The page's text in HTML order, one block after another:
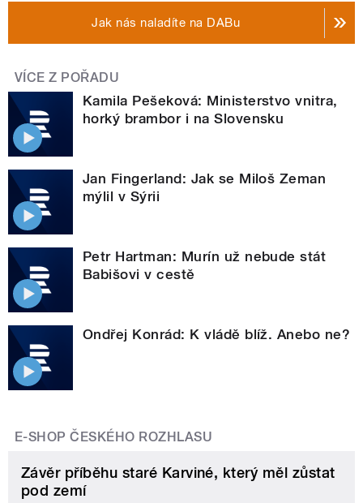
Jak nás naladíte na DABu
VÍCE Z POŘADU
Kamila Pešeková: Ministerstvo vnitra,
horký brambor i na Slovensku
Jan Fingerland: Jak se Miloš Zeman
mýlil v Sýrii
Petr Hartman: Murín už nebude stát
Babišovi v cestě
Ondřej Konrád: K vládě blíž. Anebo ne?
E-SHOP ČESKÉHO ROZHLASU
Závěr příběhu staré Karviné, který měl zůstat
pod zemí